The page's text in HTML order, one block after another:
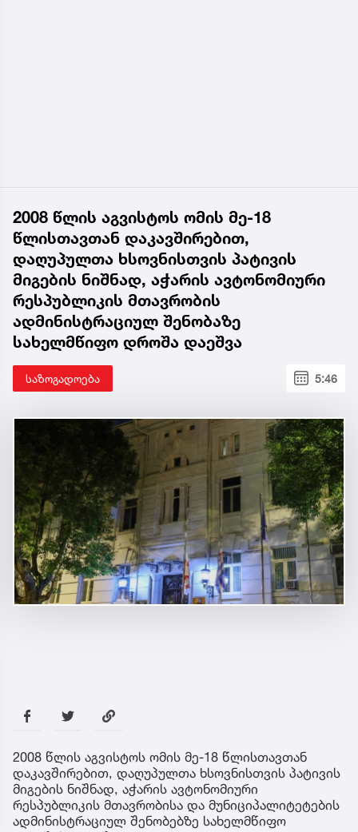
2008 წლის აგვისტოს ომის მე-18
წლისთავთან დაკავშირებით,
დაღუპულთა ხსოვნისთვის პატივის
მიგების ნიშნად, აჭარის ავტონომიური
რესპუბლიკის მთავრობის
ადმინისტრაციულ შენობაზე
სახელმწიფო დროშა დაეშვა
საზოგადოება 5:46
2008 წლის აგვისტოს ომის მე-18 წლისთავთან
დაკავშირებით, დაღუპულთა ხსოვნისთვის პატივის
მიგების ნიშნად, აჭარის ავტონომიური
რესპუბლიკის მთავრობისა და მუნიციპალიტეტების
ადმინისტრაციულ შენობებზე სახელმწიფო